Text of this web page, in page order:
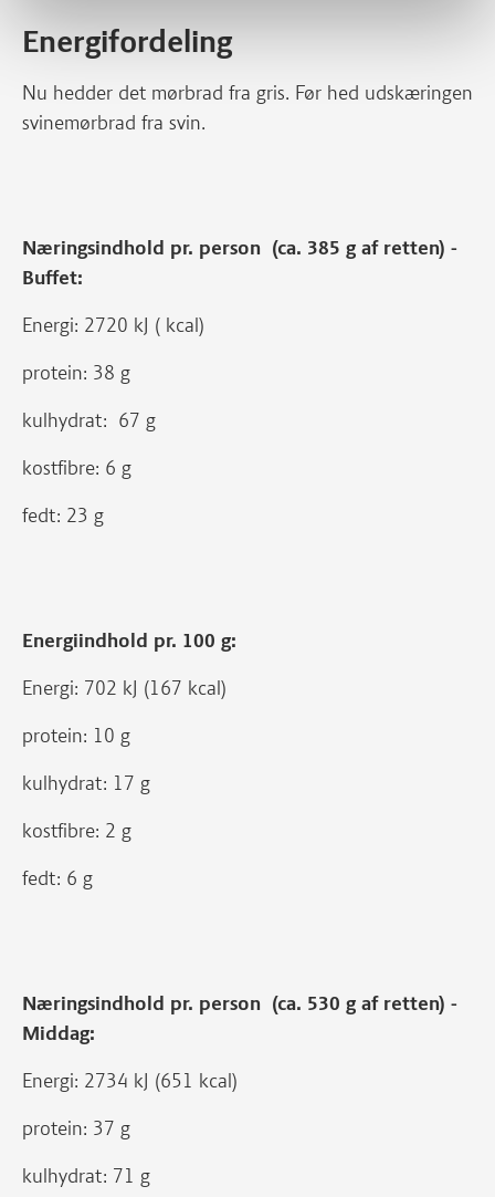
Energifordeling
Nu hedder det mørbrad fra gris. Før hed udskæringen
svinemørbrad fra svin.
Næringsindhold pr. person (ca. 385 g af retten) -
Buffet:
Energi: 2720 kJ ( kcal)
protein: 38 g
kulhydrat: 67 g
kostfibre: 6 g
fedt: 23 g
Energiindhold pr. 100 g:
Energi: 702 kJ (167 kcal)
protein: 10 g
kulhydrat: 17 g
kostfibre: 2 g
fedt: 6 g
Næringsindhold pr. person (ca. 530 g af retten) -
Middag:
Energi: 2734 kJ (651 kcal)
protein: 37 g
kulhydrat: 71 g